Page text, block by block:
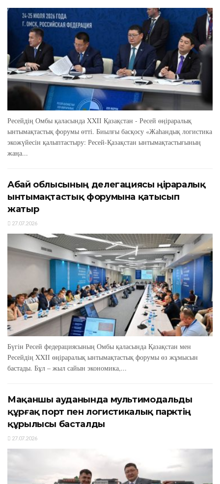
Ресейдің Омбы қаласында XXIІ Қазақстан - Ресей өңіраралық
ынтымақтастық форумы өтті. Биылғы басқосу «Жаһандық логистика
экожүйесін қалыптастыру: Ресей-Қазақстан ынтымақтастығының
жаңа...
Абай облысының делегациясы өңіраралық
ынтымақтастық форумына қатысып
жатыр
27.07.2026
Бүгін Ресей федерациясының Омбы қаласында Қазақстан мен
Ресейдің XXIІ өңіраралық ынтымақтастық форумы өз жұмысын
бастады. Бұл – жыл сайын экономика,...
Мақаншы ауданында мультимодальды
құрғақ порт пен логистикалық парктің
құрылысы басталды
27.07.2026